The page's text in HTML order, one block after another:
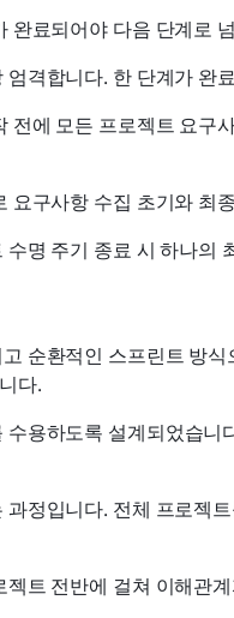
완료되어야 다음 단계로
격합니다. 한 단계가 완
전에 모든 프로젝트 요구
요구사항 수집 초기와 최
수명 주기 종료 시 하나의
순환적인 스프린트 방
다.
수용하도록 설계되었습니
과정입니다. 전체 프로젝
젝트 전반에 걸쳐 이해관